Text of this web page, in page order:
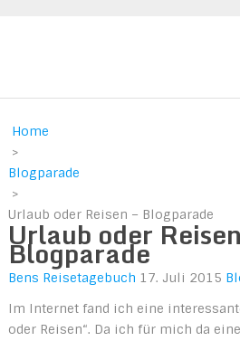
Home
>
Blogparade
>
Urlaub oder Reisen – Blogparade
Urlaub oder
Blogparade
Bens Reisetagebuch 17. Juli 2015
Im Internet fand ich eine
oder Reisen“. Da ich für mich da